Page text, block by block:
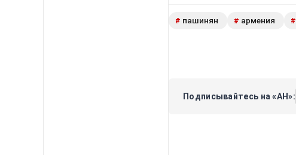
# пашинян # армения #
Подписывайтесь на «АН»: